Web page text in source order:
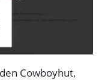
Cowboyhut,